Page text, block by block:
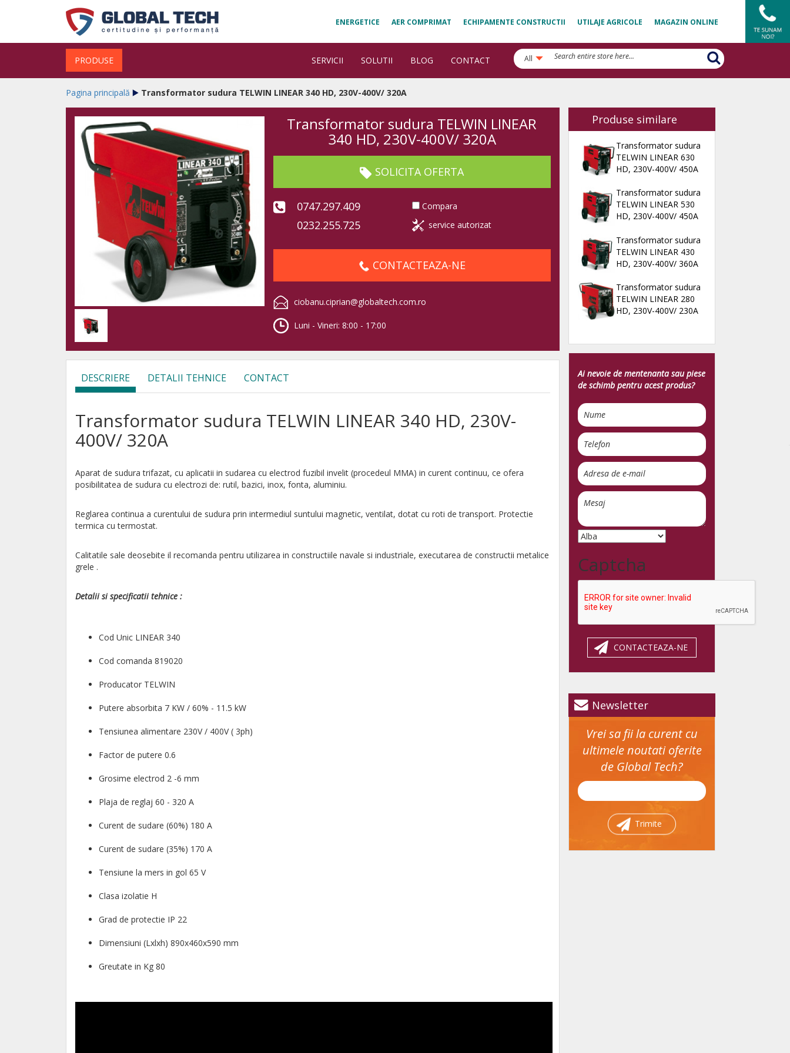
ENERGETICE AER COMPRIMAT ECHIPAMENTE CONSTRUCTII UTILAJE AGRICOLE MAGAZIN ONLINE
PRODUSE SERVICII SOLUTII BLOG CONTACT All
Pagina principală Transformator sudura TELWIN LINEAR 340 HD, 230V-400V/ 320A
Transformator sudura TELWIN LINEAR
340 HD, 230V-400V/ 320A
SOLICITA OFERTA
0747.297.409
0232.255.725
Compara
service autorizat
CONTACTEAZA-NE
ciobanu.ciprian@globaltech.com.ro
Luni - Vineri: 8:00 - 17:00
DESCRIERE DETALII TEHNICE CONTACT
Transformator sudura TELWIN LINEAR 340 HD, 230V-
400V/ 320A
Aparat de sudura trifazat, cu aplicatii in sudarea cu electrod fuzibil invelit (procedeul MMA) in curent continuu, ce ofera
posibilitatea de sudura cu electrozi de: rutil, bazici, inox, fonta, aluminiu.
Reglarea continua a curentului de sudura prin intermediul suntului magnetic, ventilat, dotat cu roti de transport. Protectie
termica cu termostat.
Calitatile sale deosebite il recomanda pentru utilizarea in constructiile navale si industriale, executarea de constructii metalice
grele .
Detalii si specificatii tehnice :
Cod Unic LINEAR 340
Cod comanda 819020
Producator TELWIN
Putere absorbita 7 KW / 60% - 11.5 kW
Tensiunea alimentare 230V / 400V ( 3ph)
Factor de putere 0.6
Grosime electrod 2 -6 mm
Plaja de reglaj 60 - 320 A
Curent de sudare (60%) 180 A
Curent de sudare (35%) 170 A
Tensiune la mers in gol 65 V
Clasa izolatie H
Grad de protectie IP 22
Dimensiuni (Lxlxh) 890x460x590 mm
Greutate in Kg 80
Produse similare
Transformator sudura
TELWIN LINEAR 630
HD, 230V-400V/ 450A
Transformator sudura
TELWIN LINEAR 530
HD, 230V-400V/ 450A
Transformator sudura
TELWIN LINEAR 430
HD, 230V-400V/ 360A
Transformator sudura
TELWIN LINEAR 280
HD, 230V-400V/ 230A
Ai nevoie de mentenanta sau piese
de schimb pentru acest produs?
Captcha
CONTACTEAZA-NE
Newsletter
Vrei sa fii la curent cu
ultimele noutati oferite
de Global Tech?
Trimite